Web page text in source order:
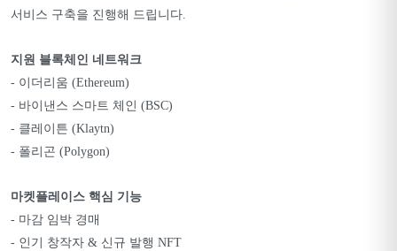
서비스 구축을 진행해 드립니다.
지원 블록체인 네트워크
- 이더리움 (Ethereum)
- 바이낸스 스마트 체인 (BSC)
- 클레이튼 (Klaytn)
- 폴리곤 (Polygon)
마켓플레이스 핵심 기능
- 마감 임박 경매
- 인기 창작자 & 신규 발행 NFT